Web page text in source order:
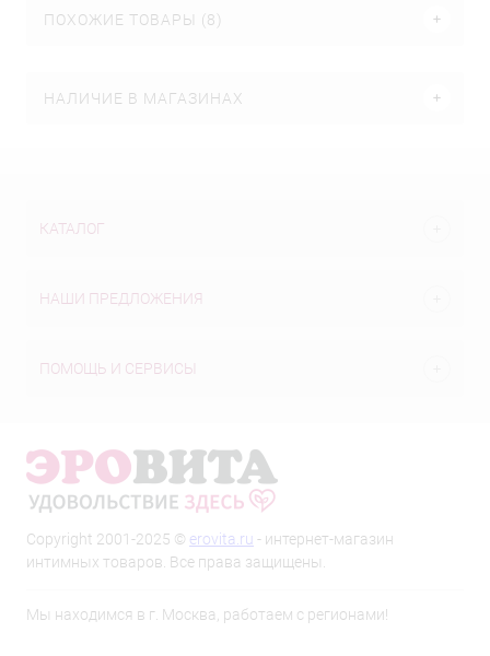
ПОХОЖИЕ ТОВАРЫ (8)
НАЛИЧИЕ В МАГАЗИНАХ
КАТАЛОГ
НАШИ ПРЕДЛОЖЕНИЯ
ПОМОЩЬ И СЕРВИСЫ
Copyright 2001-2025 © erovita.ru - интернет-магазин
интимных товаров. Все права защищены.
Мы находимся в г. Москва, работаем с регионами!